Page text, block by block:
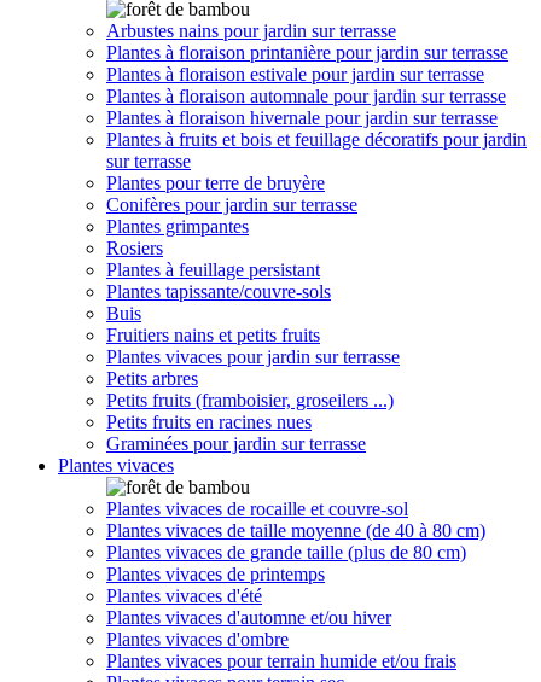
Arbustes nains pour jardin sur terrasse
Plantes à floraison printanière pour jardin sur terrasse
Plantes à floraison estivale pour jardin sur terrasse
Plantes à floraison automnale pour jardin sur terrasse
Plantes à floraison hivernale pour jardin sur terrasse
Plantes à fruits et bois et feuillage décoratifs pour jardin
sur terrasse
Plantes pour terre de bruyère
Conifères pour jardin sur terrasse
Plantes grimpantes
Rosiers
Plantes à feuillage persistant
Plantes tapissante/couvre-sols
Buis
Fruitiers nains et petits fruits
Plantes vivaces pour jardin sur terrasse
Petits arbres
Petits fruits (framboisier, groseilers ...)
Petits fruits en racines nues
Graminées pour jardin sur terrasse
Plantes vivaces
Plantes vivaces de rocaille et couvre-sol
Plantes vivaces de taille moyenne (de 40 à 80 cm)
Plantes vivaces de grande taille (plus de 80 cm)
Plantes vivaces de printemps
Plantes vivaces d'été
Plantes vivaces d'automne et/ou hiver
Plantes vivaces d'ombre
Plantes vivaces pour terrain humide et/ou frais